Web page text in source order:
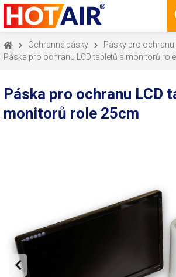
Ochranné pásky
Pásky pro ochranu
Páska pro ochranu LCD tabletů a monitorů
Páska pro ochranu LCD
monitorů role 25cm